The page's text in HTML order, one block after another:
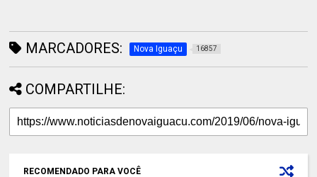
MARCADORES: Nova Iguaçu 16857
COMPARTILHE:
RECOMENDADO PARA VOCÊ